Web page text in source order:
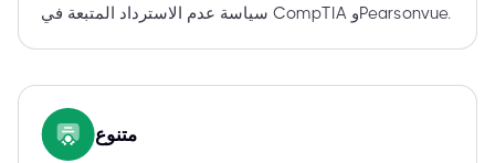
سياسة عدم الاسترداد المتبعة في CompTIA وPearsonvue.
متنوع